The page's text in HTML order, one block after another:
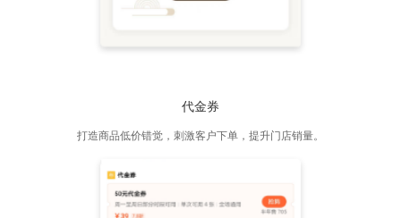
代金券
打造商品低价错觉，刺激客户下单，提升门店销量。